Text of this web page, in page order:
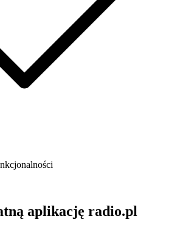
aplikację radio.pl